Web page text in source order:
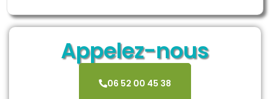
Appelez-nous
06 52 00 45 38